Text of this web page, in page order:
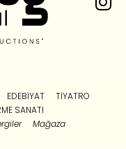
EDEBIYAT
TIYATRO
SANATI
Mağaza